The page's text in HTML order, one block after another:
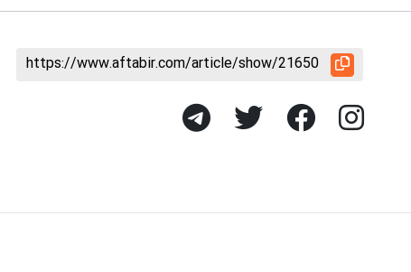
https://www.aftabir.com/article/show/21650